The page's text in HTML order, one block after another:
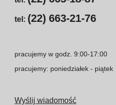
tel: (22) 663-21-76
pracujemy w godz. 9:00-17:00
pracujemy: poniedziałek - piątek
Wyślij wiadomość